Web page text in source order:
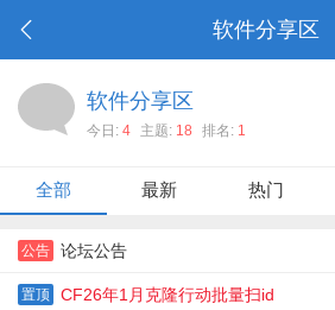
软件分享区
软件分享区
今日: 4 主题: 18 排名: 1
全部 最新 热门
公告 论坛公告
置顶 CF26年1月克隆行动批量扫id